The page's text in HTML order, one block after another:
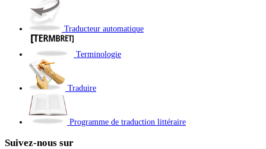
Traducteur automatique
Terminologie
Traduire
Programme de traduction littéraire
Suivez-nous sur